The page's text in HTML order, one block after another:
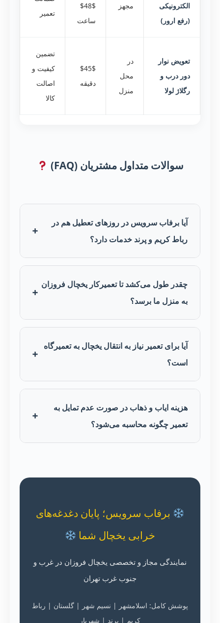
الکترونیکی
(رفع ارور)
مجهز
$48$
ساعت
تعمیر
تعویض نوار
دور درب و
رگلاژ لولا
در
محل
منزل
$45$
دقیقه
تضمین
کیفیت و
اصالت
کالا
سوالات متداول مشتریان (FAQ)
آیا برفاب سرویس در روزهای تعطیل هم در
رباط کریم و پرند خدمات دارد؟
چقدر طول می‌کشد تا تعمیرکار یخچال فروزان
به منزل ما برسد؟
آیا برای تعمیر نیاز به انتقال یخچال به تعمیرگاه
است؟
هزینه ایاب و ذهاب در صورت عدم تمایل به
تعمیر چگونه محاسبه می‌شود؟
برفاب سرویس؛ پایان دغدغه‌های
خرابی یخچال شما
نمایندگی مجاز و تخصصی یخچال فروزان در غرب و
جنوب غرب تهران
پوشش کامل: اسلامشهر | نسیم شهر | گلستان | رباط
کریم | پرند | شهریار